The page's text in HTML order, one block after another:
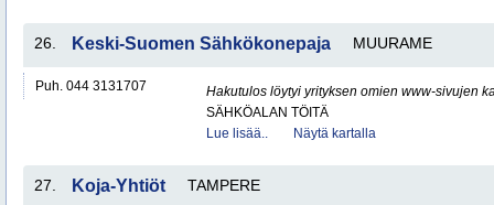
26. Keski-Suomen Sähkökonepaja MUURAME
Puh. 044 3131707
Hakutulos löytyi yrityksen omien www-sivujen
SÄHKÖALAN TÖITÄ
Lue lisää..
Näytä kartalla
27. Koja-Yhtiöt TAMPERE